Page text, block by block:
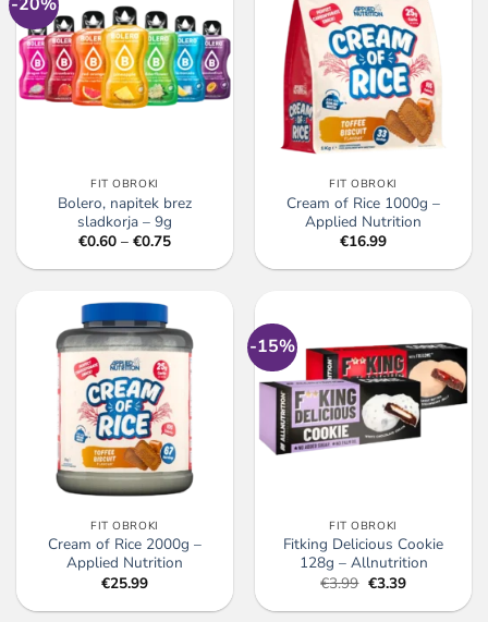
FIT OBROKI
Bolero, napitek brez
sladkorja – 9g
€0.60 – €0.75Cenovni
od
FIT OBROKI
Cream of Rice 1000g –
Applied Nutrition
€16.99
FIT OBROKI
Cream of Rice 2000g –
Applied Nutrition
€25.99
-15%
FIT OBROKI
Fitking Delicious Cookie
128g – Allnutrition
€3.99 Izvirna
cena
je
€3.39Trenutna
je: